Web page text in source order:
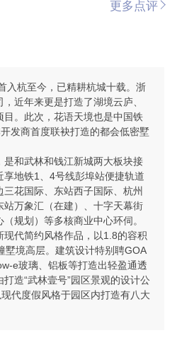
更多点评
入杭至今，已精耕杭城十载。浙
近年来更是打造了湖境云庐、
。此次，花语天境也是中国铁
发商首度联袂打造的都会低密墅
和武林和钱江新城两大板块接
地铁1、4号线彭埠站便捷轨道
花国际、东站西子国际、杭州
万象汇（在建）、十字天幕街
规划）等多核商业中心环伺。
代简约风格作品，以1.8的容积
墅境高层。建筑设计特别聘GOA
e玻璃、铝板等打造出轻盈通透
造“武林壹号”园区景观的设计公
代度假风格于园区内打造有八大